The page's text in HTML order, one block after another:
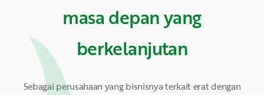
masa depan yang
berkelanjutan
Sebagai perusahaan yang bisnisnya terkait erat dengan